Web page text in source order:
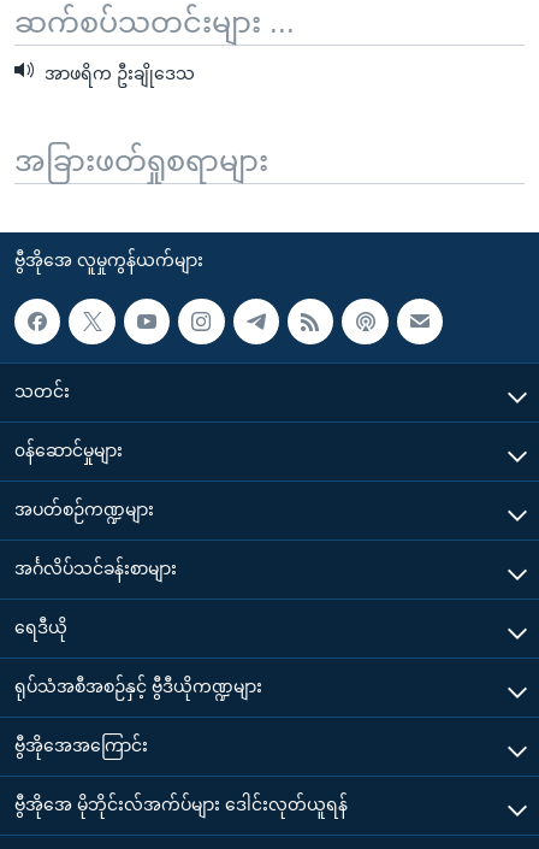
ဆက်စပ်သတင်းများ ...
အာဖရိက ဦးချိုဒေသ
အခြားဖတ်ရှုစရာများ
ဗွီအိုအေ လူမှုကွန်ယက်များ
သတင်း
၀န်ဆောင်မှုများ
အပတ်စဉ်ကဏ္ဍများ
အင်္ဂလိပ်သင်ခန်းစာများ
ရေဒီယို
ရုပ်သံအစီအစဉ်နှင့် ဗွီဒီယိုကဏ္ဍများ
ဗွီအိုအေအကြောင်း
ဗွီအိုအေ မိုဘိုင်းလ်အက်ပ်များ ဒေါင်းလုတ်ယူရန်